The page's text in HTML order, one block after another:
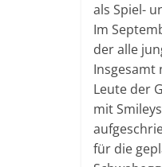
als Spiel-
Im
der alle
Insgesamt
Leute der
mit
für die